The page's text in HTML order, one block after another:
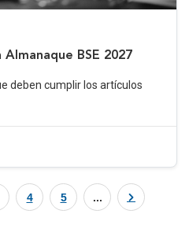
BSE 2027
deben cumplir los artículos
4 5 ...